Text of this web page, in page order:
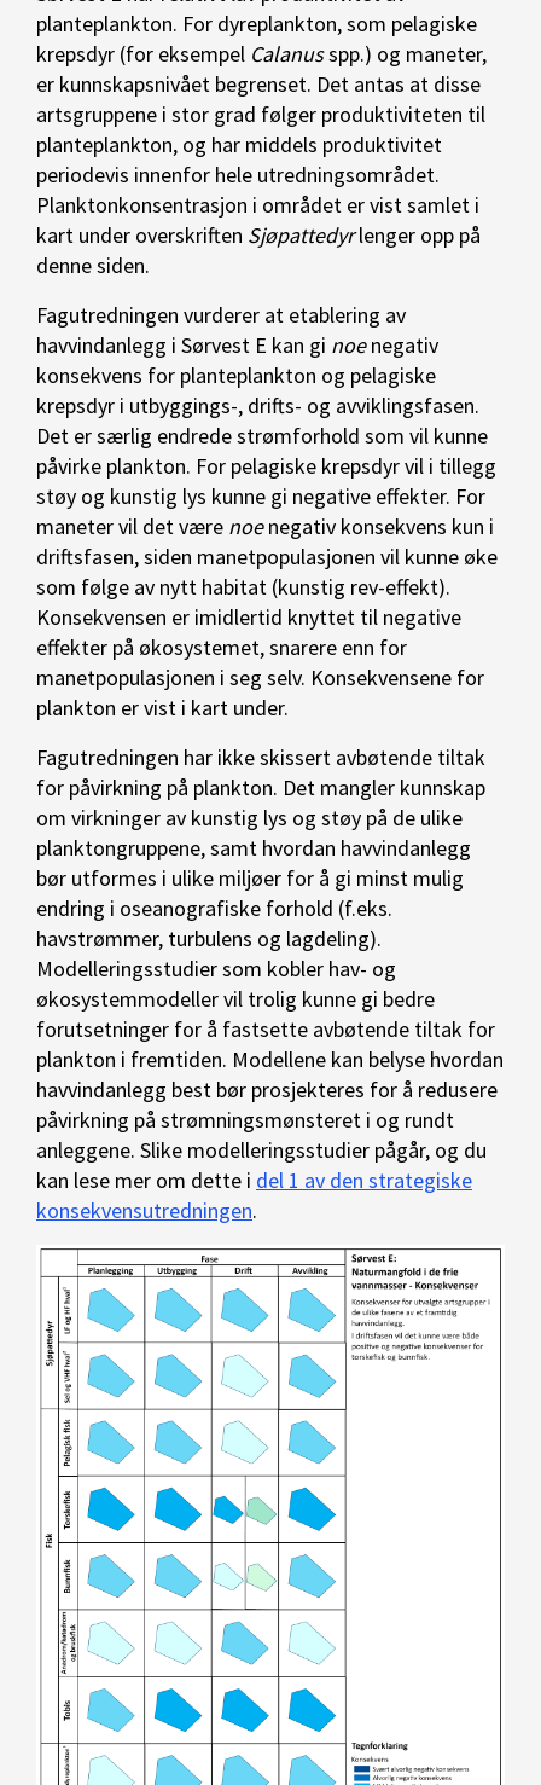
planteplankton. For dyreplankton, som pelagiske
krepsdyr (for eksempel Calanusspp.) og maneter,
er kunnskapsnivået begrenset. Det antas at disse
artsgruppene i stor grad følger produktiviteten til
planteplankton, og har middels produktivitet
periodevis innenfor hele utredningsområdet.
Planktonkonsentrasjon i området er vist samlet i
kart under overskriften Sjøpattedyrlenger opp på
denne siden.
Fagutredningen vurderer at etablering av
havvindanlegg i Sørvest E kan gi noenegativ
konsekvens for planteplankton og pelagiske
krepsdyr i utbyggings-, drifts- og avviklingsfasen.
Det er særlig endrede strømforhold som vil kunne
påvirke plankton. For pelagiske krepsdyr vil i tillegg
støy og kunstig lys kunne gi negative effekter. For
maneter vil det være noenegativ konsekvens kun i
driftsfasen, siden manetpopulasjonen vil kunne øke
som følge av nytt habitat (kunstig rev-effekt).
Konsekvensen er imidlertid knyttet til negative
effekter på økosystemet, snarere enn for
manetpopulasjonen i seg selv. Konsekvensene for
plankton er vist i kart under.
Fagutredningen har ikke skissert avbøtende tiltak
for påvirkning på plankton. Det mangler kunnskap
om virkninger av kunstig lys og støy på de ulike
planktongruppene, samt hvordan havvindanlegg
bør utformes i ulike miljøer for å gi minst mulig
endring i oseanografiske forhold (f.eks.
havstrømmer, turbulens og lagdeling).
Modelleringsstudier som kobler hav- og
økosystemmodeller vil trolig kunne gi bedre
forutsetninger for å fastsette avbøtende tiltak for
plankton i fremtiden. Modellene kan belyse hvordan
havvindanlegg best bør prosjekteres for å redusere
påvirkning på strømningsmønsteret i og rundt
anleggene. Slike modelleringsstudier pågår, og du
kan lese mer om dette i del 1 av den strategiske
konsekvensutredningen.